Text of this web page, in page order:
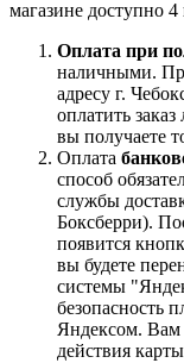
магазине доступно
Оплата при
наличными.
адресу г.
оплатить
вы получаете
Оплата
способ
службы
Боксберри).
появится
вы будете
системы
безопасность
Яндексом. Вам
действия